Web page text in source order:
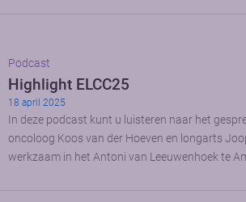
Podcast
Highlight ELCC25
18 april 2025
In deze podcast kunt u luisteren naar het
oncoloog Koos van der Hoeven en longarts
werkzaam in het Antoni van Leeuwenhoek te